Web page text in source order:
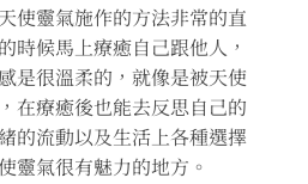
使靈氣施作的方法非常的直
時候馬上療癒自己跟他人，
是很溫柔的，就像是被天使
在療癒後也能去反思自己的
的流動以及生活上各種選擇
靈氣很有魅力的地方。